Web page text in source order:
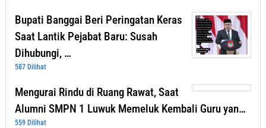
Bupati Banggai Beri Peringatan Keras
Saat Lantik Pejabat Baru: Susah
Dihubungi, …
587 Dilihat
Mengurai Rindu di Ruang Rawat, Saat
Alumni SMPN 1 Luwuk Memeluk Kembali Guru yan…
559 Dilihat